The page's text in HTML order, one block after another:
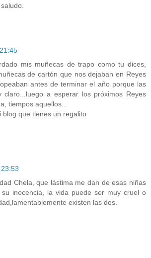
mis muñecas de trapo como tu dices,
de cartón que nos dejaban en Reyes
antes de terminar el año porque las
claro...luego a esperar los próximos Reyes
tiempos aquellos...
blog que tienes un regalito
Chela, que lástima me dan de esas niñas
inocencia, la vida puede ser muy cruel o
existen las dos.